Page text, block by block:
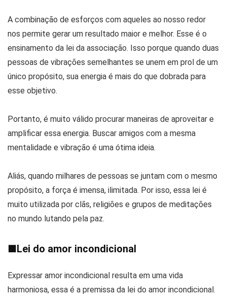
A combinação de esforços com aqueles ao nosso redor
nos permite gerar um resultado maior e melhor. Esse é o
ensinamento da lei da associação. Isso porque quando duas
pessoas de vibrações semelhantes se unem em prol de um
único propósito, sua energia é mais do que dobrada para
esse objetivo.
Portanto, é muito válido procurar maneiras de aproveitar e
amplificar essa energia. Buscar amigos com a mesma
mentalidade e vibração é uma ótima ideia.
Aliás, quando milhares de pessoas se juntam com o mesmo
propósito, a força é imensa, ilimitada. Por isso, essa lei é
muito utilizada por clãs, religiões e grupos de meditações
no mundo lutando pela paz.
■Lei do amor incondicional
Expressar amor incondicional resulta em uma vida
harmoniosa, essa é a premissa da lei do amor incondicional.